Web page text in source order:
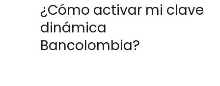
¿Cómo activar mi clave
dinámica
Bancolombia?